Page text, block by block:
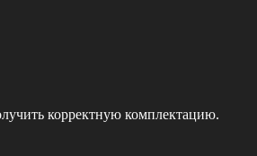
корректную комплектацию.